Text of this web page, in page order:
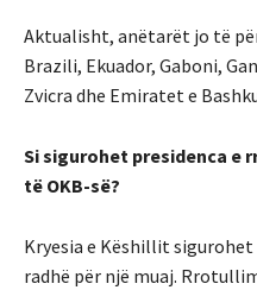
Aktualisht, anëtarët jo të
Brazili, Ekuador, Gaboni,
Zvicra dhe Emiratet e
Si sigurohet presidenca e
të OKB-së?
Kryesia e Këshillit
radhë për një muaj.